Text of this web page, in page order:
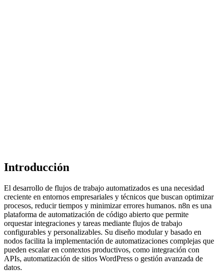
Introducción
El desarrollo de flujos de trabajo automatizados es una necesidad
creciente en entornos empresariales y técnicos que buscan optimizar
procesos, reducir tiempos y minimizar errores humanos. n8n es una
plataforma de automatización de código abierto que permite
orquestar integraciones y tareas mediante flujos de trabajo
configurables y personalizables. Su diseño modular y basado en
nodos facilita la implementación de automatizaciones complejas que
pueden escalar en contextos productivos, como integración con
APIs, automatización de sitios WordPress o gestión avanzada de
datos.